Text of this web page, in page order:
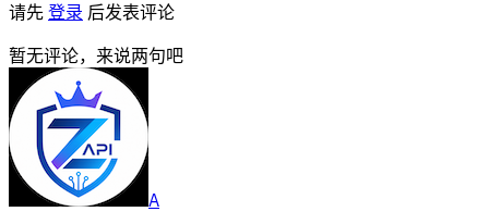
请先 登录 后发表评论
暂无评论，来说两句吧
A